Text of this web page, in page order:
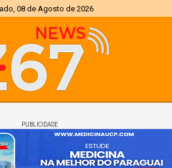
08 de Agosto de 2026
PUBLICIDADE